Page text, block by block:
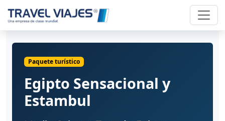
Paquete turístico
Egipto Sensacional y
Estambul